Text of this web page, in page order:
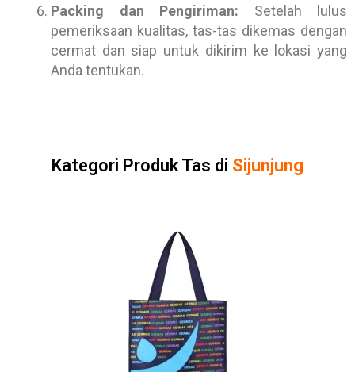
Packing dan Pengiriman: Setelah lulus
pemeriksaan kualitas, tas-tas dikemas dengan
cermat dan siap untuk dikirim ke lokasi yang
Anda tentukan.
Kategori Produk Tas di Sijunjung